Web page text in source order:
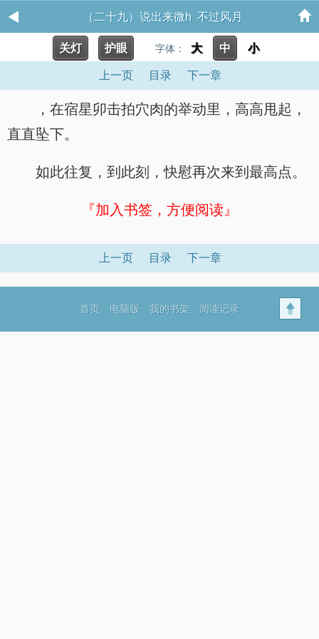
（二十九）说出来微h 不过风月
关灯 护眼 字体： 大 中 小
上一页 目录 下一章
，在宿星卯击拍穴肉的举动里，高高甩起，
直直坠下。
如此往复，到此刻，快慰再次来到最高点。
『加入书签，方便阅读』
上一页 目录 下一章
首页 电脑版 我的书架 阅读记录